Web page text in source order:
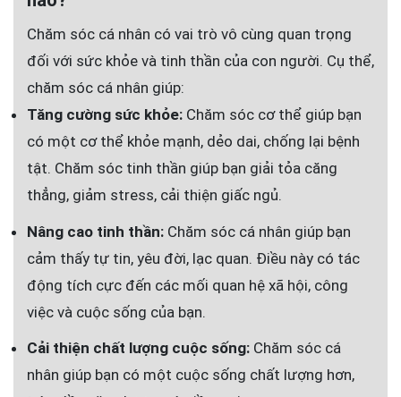
Chăm sóc cá nhân có vai trò vô cùng quan trọng
đối với sức khỏe và tinh thần của con người. Cụ thể,
chăm sóc cá nhân giúp:
Tăng cường sức khỏe: Chăm sóc cơ thể giúp bạn
có một cơ thể khỏe mạnh, dẻo dai, chống lại bệnh
tật. Chăm sóc tinh thần giúp bạn giải tỏa căng
thẳng, giảm stress, cải thiện giấc ngủ.
Nâng cao tinh thần: Chăm sóc cá nhân giúp bạn
cảm thấy tự tin, yêu đời, lạc quan. Điều này có tác
động tích cực đến các mối quan hệ xã hội, công
việc và cuộc sống của bạn.
Cải thiện chất lượng cuộc sống: Chăm sóc cá
nhân giúp bạn có một cuộc sống chất lượng hơn,